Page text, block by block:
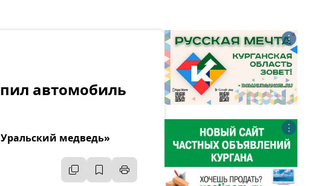
автомобиль
медведь»
⋮
⋮